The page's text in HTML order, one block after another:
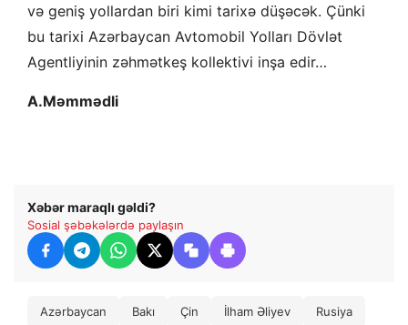
və geniş yollardan biri kimi tarixə düşəcək. Çünki
bu tarixi Azərbaycan Avtomobil Yolları Dövlət
Agentliyinin zəhmətkeş kollektivi inşa edir…
A.Məmmədli
Xəbər maraqlı gəldi?
Sosial şəbəkələrdə paylaşın
Azərbaycan Bakı Çin İlham Əliyev Rusiya